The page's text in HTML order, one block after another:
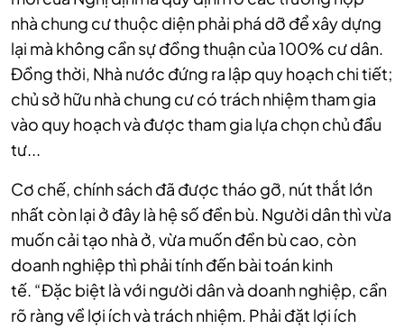
nhà chung cư thuộc diện phải phá dỡ để xây dựng
lại mà không cần sự đồng thuận của 100% cư dân.
Đồng thời, Nhà nước đứng ra lập quy hoạch chi tiết;
chủ sở hữu nhà chung cư có trách nhiệm tham gia
vào quy hoạch và được tham gia lựa chọn chủ đầu
tư...
Cơ chế, chính sách đã được tháo gỡ, nút thắt lớn
nhất còn lại ở đây là hệ số đền bù. Người dân thì vừa
muốn cải tạo nhà ở, vừa muốn đền bù cao, còn
doanh nghiệp thì phải tính đến bài toán kinh
tế. “Đặc biệt là với người dân và doanh nghiệp, cần
rõ ràng về lợi ích và trách nhiệm. Phải đặt lợi ích